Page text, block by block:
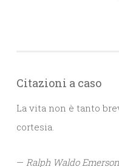
Citazioni a caso
La vita non è tanto
cortesia.
— Ralph Waldo Emerson